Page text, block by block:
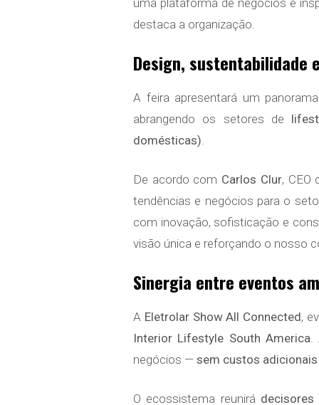
uma plataforma de negócios e
destaca a organização.
Design, sustentabilidade
A feira apresentará um
abrangendo os setores de
domésticas).
De acordo com Carlos Clur, CEO
tendências e negócios para o
com inovação, sofisticação e
visão única e reforçando o nosso
Sinergia entre eventos
A Eletrolar Show All Connected,
Interior Lifestyle South America.
negócios — sem custos
O ecossistema reunirá decisores